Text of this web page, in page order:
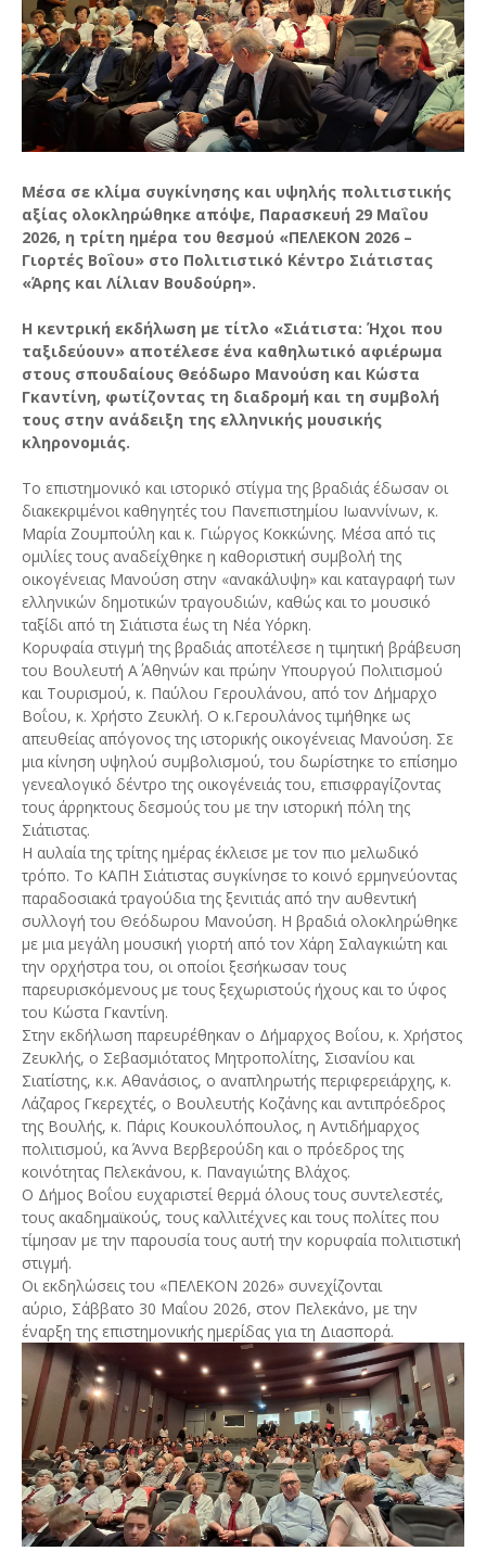
Μέσα σε κλίμα συγκίνησης και υψηλής πολιτιστικής
αξίας ολοκληρώθηκε απόψε, Παρασκευή 29 Μαΐου
2026, η τρίτη ημέρα του θεσμού «ΠΕΛΕΚΟΝ 2026 –
Γιορτές Βοΐου» στο Πολιτιστικό Κέντρο Σιάτιστας
«Άρης και Λίλιαν Βουδούρη».
Η κεντρική εκδήλωση με τίτλο «Σιάτιστα: Ήχοι που
ταξιδεύουν» αποτέλεσε ένα καθηλωτικό αφιέρωμα
στους σπουδαίους Θεόδωρο Μανούση και Κώστα
Γκαντίνη, φωτίζοντας τη διαδρομή και τη συμβολή
τους στην ανάδειξη της ελληνικής μουσικής
κληρονομιάς.
Το επιστημονικό και ιστορικό στίγμα της βραδιάς έδωσαν οι
διακεκριμένοι καθηγητές του Πανεπιστημίου Ιωαννίνων, κ.
Μαρία Ζουμπούλη και κ. Γιώργος Κοκκώνης. Μέσα από τις
ομιλίες τους αναδείχθηκε η καθοριστική συμβολή της
οικογένειας Μανούση στην «ανακάλυψη» και καταγραφή των
ελληνικών δημοτικών τραγουδιών, καθώς και το μουσικό
ταξίδι από τη Σιάτιστα έως τη Νέα Υόρκη.
Κορυφαία στιγμή της βραδιάς αποτέλεσε η τιμητική βράβευση
του Βουλευτή Α΄ Αθηνών και πρώην Υπουργού Πολιτισμού
και Τουρισμού, κ. Παύλου Γερουλάνου, από τον Δήμαρχο
Βοΐου, κ. Χρήστο Ζευκλή. Ο κ.Γερουλάνος τιμήθηκε ως
απευθείας απόγονος της ιστορικής οικογένειας Μανούση. Σε
μια κίνηση υψηλού συμβολισμού, του δωρίστηκε το επίσημο
γενεαλογικό δέντρο της οικογένειάς του, επισφραγίζοντας
τους άρρηκτους δεσμούς του με την ιστορική πόλη της
Σιάτιστας.
Η αυλαία της τρίτης ημέρας έκλεισε με τον πιο μελωδικό
τρόπο. Το ΚΑΠΗ Σιάτιστας συγκίνησε το κοινό ερμηνεύοντας
παραδοσιακά τραγούδια της ξενιτιάς από την αυθεντική
συλλογή του Θεόδωρου Μανούση. Η βραδιά ολοκληρώθηκε
με μια μεγάλη μουσική γιορτή από τον Χάρη Σαλαγκιώτη και
την ορχήστρα του, οι οποίοι ξεσήκωσαν τους
παρευρισκόμενους με τους ξεχωριστούς ήχους και το ύφος
του Κώστα Γκαντίνη.
Στην εκδήλωση παρευρέθηκαν ο Δήμαρχος Βοΐου, κ. Χρήστος
Ζευκλής, ο Σεβασμιότατος Μητροπολίτης, Σισανίου και
Σιατίστης, κ.κ. Αθανάσιος, ο αναπληρωτής περιφερειάρχης, κ.
Λάζαρος Γκερεχτές, ο Βουλευτής Κοζάνης και αντιπρόεδρος
της Βουλής, κ. Πάρις Κουκουλόπουλος, η Αντιδήμαρχος
πολιτισμού, κα Άννα Βερβερούδη και ο πρόεδρος της
κοινότητας Πελεκάνου, κ. Παναγιώτης Βλάχος.
Ο Δήμος Βοΐου ευχαριστεί θερμά όλους τους συντελεστές,
τους ακαδημαϊκούς, τους καλλιτέχνες και τους πολίτες που
τίμησαν με την παρουσία τους αυτή την κορυφαία πολιτιστική
στιγμή.
Οι εκδηλώσεις του «ΠΕΛΕΚΟΝ 2026» συνεχίζονται
αύριο, Σάββατο 30 Μαΐου 2026, στον Πελεκάνο, με την
έναρξη της επιστημονικής ημερίδας για τη Διασπορά.